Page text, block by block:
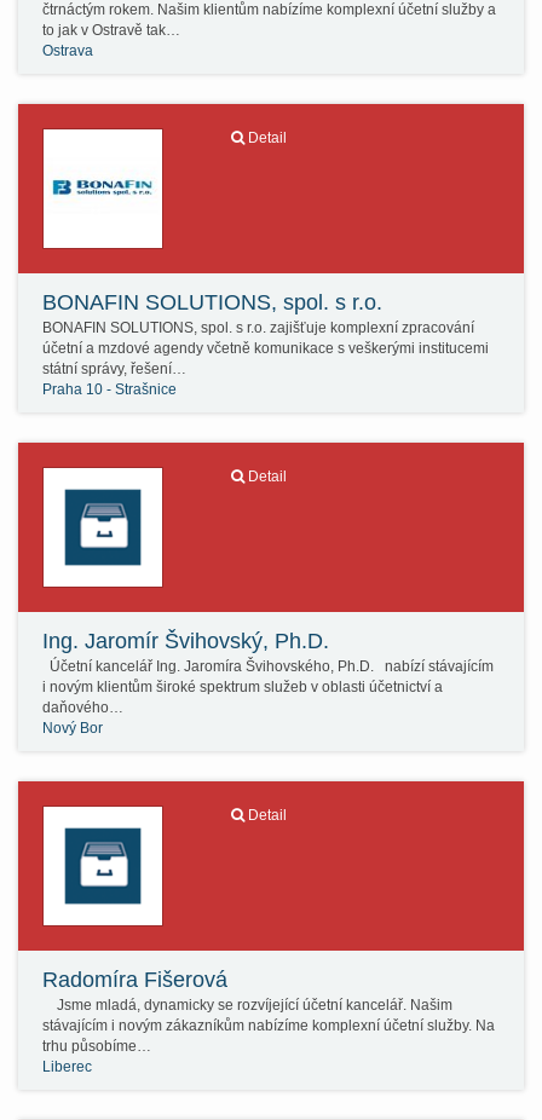
čtrnáctým rokem. Našim klientům nabízíme komplexní účetní služby a
to jak v Ostravě tak…
Ostrava
Detail
BONAFIN SOLUTIONS, spol. s r.o.
BONAFIN SOLUTIONS, spol. s r.o. zajišťuje komplexní zpracování
účetní a mzdové agendy včetně komunikace s veškerými institucemi
státní správy, řešení…
Praha 10 - Strašnice
Detail
Ing. Jaromír Švihovský, Ph.D.
Účetní kancelář Ing. Jaromíra Švihovského, Ph.D. nabízí stávajícím
i novým klientům široké spektrum služeb v oblasti účetnictví a
daňového…
Nový Bor
Detail
Radomíra Fišerová
Jsme mladá, dynamicky se rozvíjející účetní kancelář. Našim
stávajícím i novým zákazníkům nabízíme komplexní účetní služby. Na
trhu působíme…
Liberec